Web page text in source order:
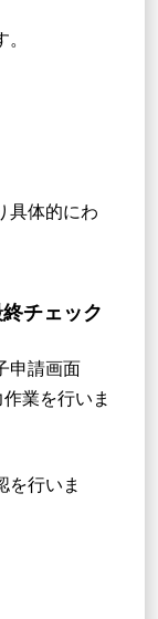
具体的にわ
チェック
申請画面
業を行いま
を行いま